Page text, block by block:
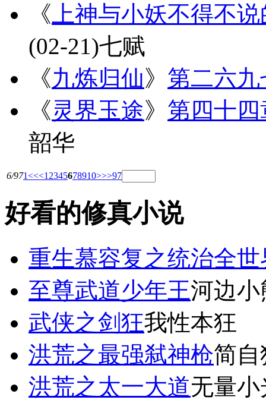
《 上神与小妖不得不
(02-21)七赋
《九炼归仙》 第二六
《灵界玉途》 第四十
韶华
6/971<<<1 2345678910>>>97
好看的修真小说
重生慕容复之统治全世
至尊武道少年王河边小
武侠之剑狂我性本狂
洪荒之最强弑神枪简自
洪荒之太一大道无量小